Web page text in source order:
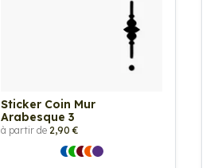
Sticker Coin Mur
Arabesque 3
à partir de 2,90 €